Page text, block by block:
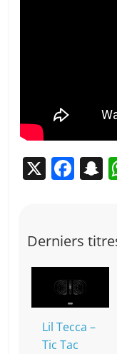
X F
e
b
o
o
k
S
p
c
Derniers
Lil Tecca –
Tic Tac